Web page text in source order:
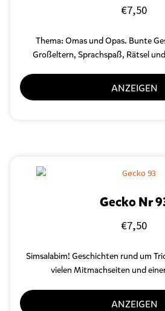
€7,50
Thema: Omas und Opas. Bunte
Großeltern, Sprachspaß, Rätsel
ANZEIGEN
Gecko Nr
€7,50
Simsalabim! Geschichten rund um
vielen Mitmachseiten und
ANZEIGEN